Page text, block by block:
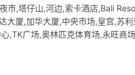
市,塔仔山,河边,索卡酒店,Bali
大厦,加华大厦,中央市场,皇宫,苏
,TK广场,奥林匹克体育场,永旺